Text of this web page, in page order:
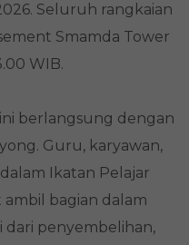
Seluruh rangkaian
Smamda Tower
WIB.
berlangsung dengan
Guru, karyawan,
Ikatan Pelajar
bagian dalam
dari penyembelihan,